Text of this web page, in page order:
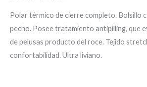
Polar térmico de cierre completo. Bolsillo
pecho. Posee tratamiento antipilling, que
de pelusas producto del roce. Tejido
confortabilidad. Ultra liviano.